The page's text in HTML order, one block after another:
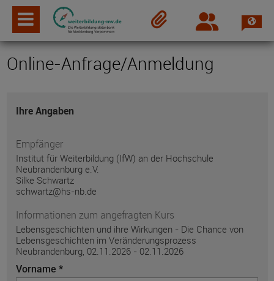
Login
Online-Anfrage/Anmeldung
Ihre Angaben
Empfänger
Institut für Weiterbildung (IfW) an der Hochschule
Neubrandenburg e.V.
Silke Schwartz
schwartz@hs-nb.de
Informationen zum angefragten Kurs
Lebensgeschichten und ihre Wirkungen - Die Chance von
Lebensgeschichten im Veränderungsprozess
Neubrandenburg, 02.11.2026 - 02.11.2026
Vorname *